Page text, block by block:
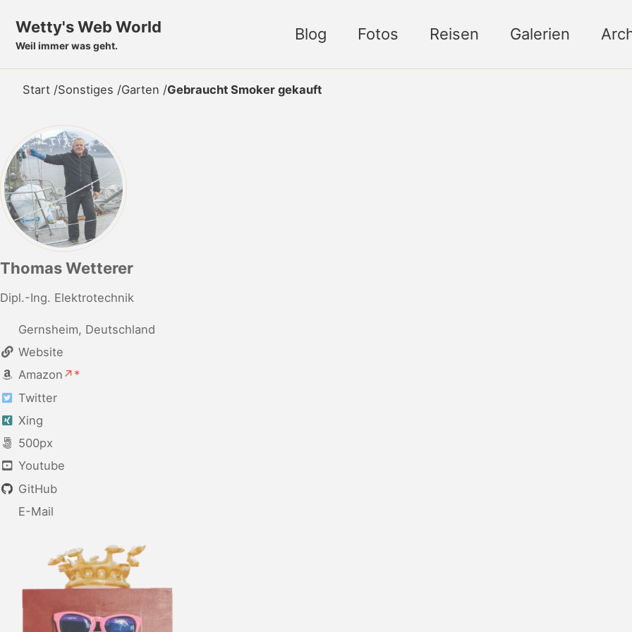
Wetty's Web World
Weil immer was geht.
Blog Fotos Reisen Galerien
Start /Sonstiges /Garten /Gebraucht Smoker gekauft
Thomas Wetterer
Dipl.-Ing. Elektrotechnik
Gernsheim, Deutschland
Website
Amazon
Twitter
Xing
500px
Youtube
GitHub
E-Mail